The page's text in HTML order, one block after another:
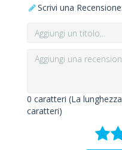
Scrivi una Recensione:
0 caratteri (La
caratteri)